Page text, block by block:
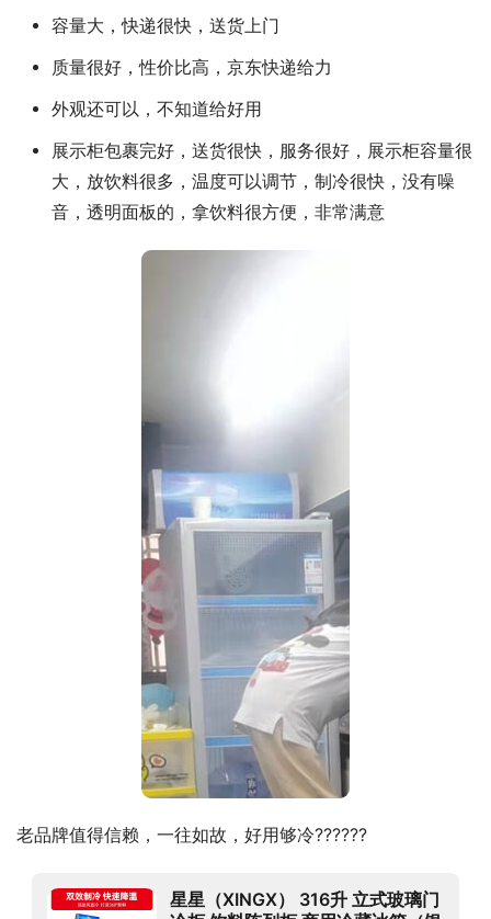
容量大，快递很快，送货上门
质量很好，性价比高，京东快递给力
外观还可以，不知道给好用
展示柜包裹完好，送货很快，服务很好，展示柜容量很
大，放饮料很多，温度可以调节，制冷很快，没有噪
音，透明面板的，拿饮料很方便，非常满意
老品牌值得信赖，一往如故，好用够冷??????
星星（XINGX） 316升 立式玻璃门